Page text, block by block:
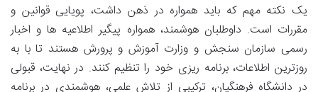
یک نکته مهم که باید همواره در ذهن داشت، پویایی قوانین و
مقررات است. داوطلبان هوشمند، همواره پیگیر اطلاعیه ها و اخبار
رسمی سازمان سنجش و وزارت آموزش و پرورش هستند تا با به
روزترین اطلاعات، برنامه ریزی خود را تنظیم کنند. در نهایت، قبولی
در دانشگاه فرهنگیان، ترکیبی از تلاش علمی، هوشمندی در برنامه